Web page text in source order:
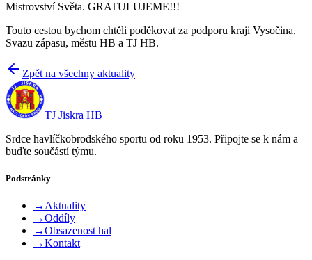
Mistrovství Světa. GRATULUJEME!!!
Touto cestou bychom chtěli poděkovat za podporu kraji Vysočina,
Svazu zápasu, městu HB a TJ HB.
Zpět na všechny aktuality
TJ Jiskra HB
Srdce havlíčkobrodského sportu od roku 1953. Připojte se k nám a
buďte součástí týmu.
Podstránky
→ Aktuality
→Oddíly
→Obsazenost hal
→Kontakt